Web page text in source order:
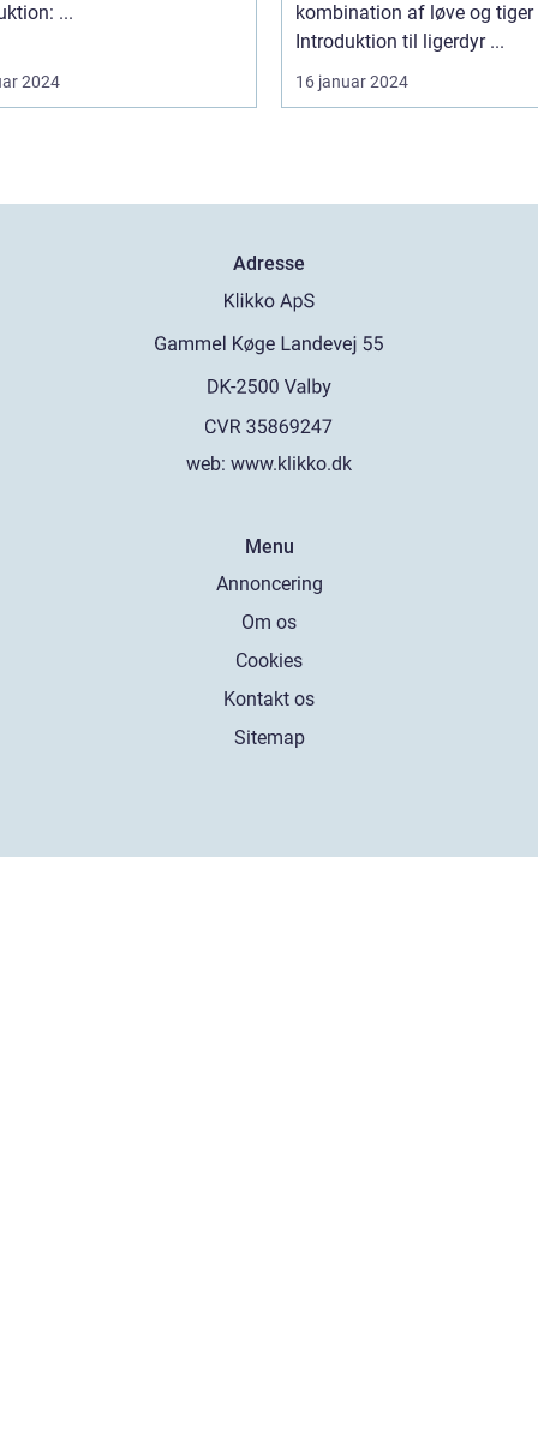
Introduktion: ...
2024
kombination af løve og tiger
Introduktion til ligerdyr ...
16 januar 2024
Adresse
web: www.klikko.dk
Menu
Annoncering
Om os
Cookies
Kontakt os
Sitemap